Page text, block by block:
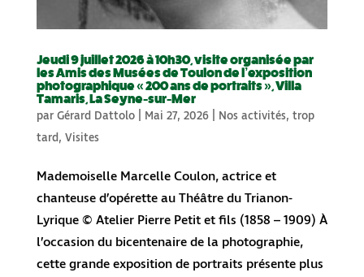
Jeudi 9 juillet 2026 à 10h30, visite organisée par
les Amis des Musées de Toulon de l’exposition
photographique « 200 ans de portraits », Villa
Tamaris, La Seyne-sur-Mer
par Gérard Dattolo| Mai 27, 2026| Nos activités, trop
tard , Visites
Mademoiselle Marcelle Coulon, actrice et
chanteuse d’opérette au Théâtre du Trianon-
Lyrique © Atelier Pierre Petit et fils (1858 – 1909) À
l’occasion du bicentenaire de la photographie,
cette grande exposition de portraits présente plus